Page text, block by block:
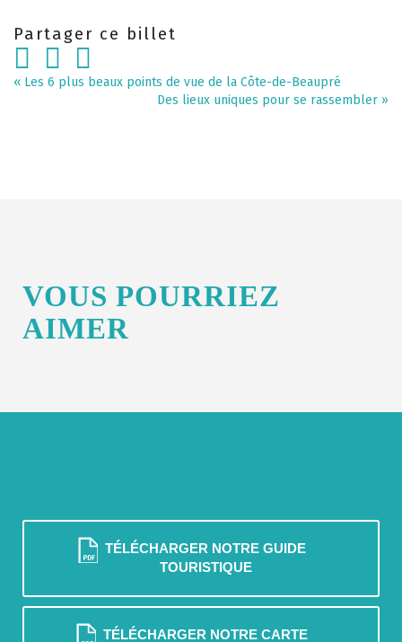
Partager ce billet
« Les 6 plus beaux points de vue de la Côte-de-Beaupré
Des lieux uniques pour se rassembler »
VOUS POURRIEZ
AIMER
TÉLÉCHARGER NOTRE GUIDE
TOURISTIQUE
TÉLÉCHARGER NOTRE CARTE